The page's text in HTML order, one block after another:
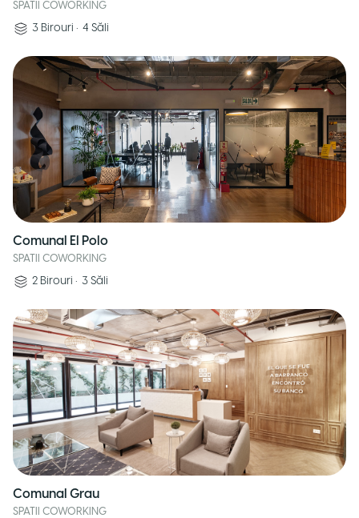
SPATII COWORKING
3 Birouri • 4 Săli
Comunal El Polo
SPATII COWORKING
2 Birouri • 3 Săli
Comunal Grau
SPATII COWORKING